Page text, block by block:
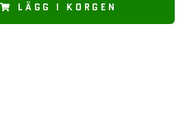
LÄGG I KORGEN